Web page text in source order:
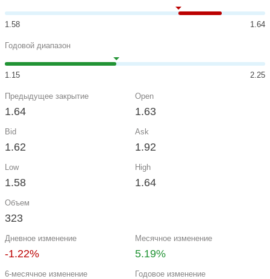
1.58 1.64
Годовой диапазон
1.15 2.25
Предыдущее закрытие
1.64
Open
1.63
Bid
1.62
Ask
1.92
Low
1.58
High
1.64
Объем
323
Дневное изменение
-1.22%
Месячное изменение
5.19%
6-месячное изменение Годовое изменение